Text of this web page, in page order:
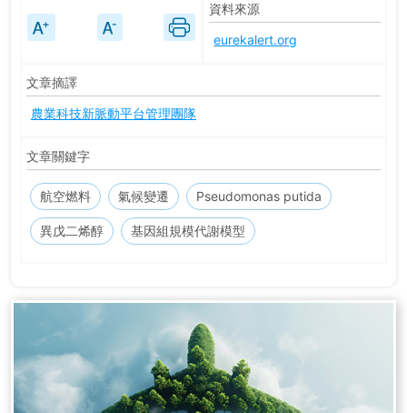
資料來源
eurekalert.org
文章摘譯
農業科技新脈動平台管理團隊
文章關鍵字
航空燃料 氣候變遷 Pseudomonas putida
異戊二烯醇 基因組規模代謝模型